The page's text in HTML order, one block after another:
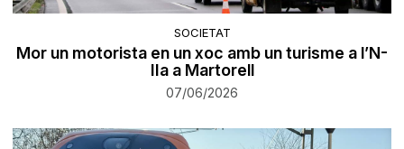
SOCIETAT
Mor un motorista en un xoc amb un turisme a l’N-
IIa a Martorell
07/06/2026